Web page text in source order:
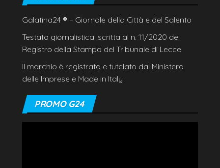
Galatina24 ® – Giornale della Città e del Salento
Testata giornalistica iscritta al n. 11/2020 del
Registro della Stampa del Tribunale di Lecce
Il marchio è registrato e tutelato dal Ministero
delle Imprese e Made in Italy
PROMO G24